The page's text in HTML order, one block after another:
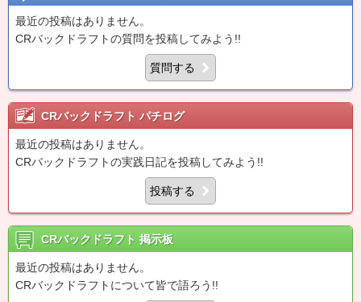
最近の投稿はありません。
CRバックドラフトの質問を投稿してみよう!!
質問する
CRバックドラフト パチログ
最近の投稿はありません。
CRバックドラフトの実践日記を投稿してみよう!!
投稿する
CRバックドラフト 掲示板
最近の投稿はありません。
CRバックドラフトについて皆で語ろう!!